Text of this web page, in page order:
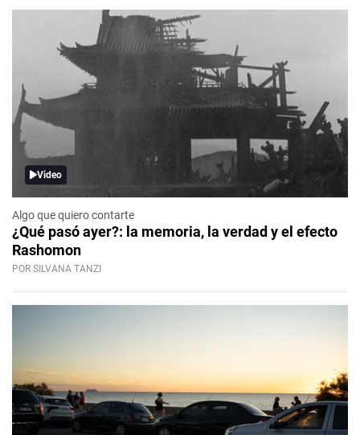
Video
Algo que quiero contarte
¿Qué pasó ayer?: la memoria, la verdad y el efecto
Rashomon
POR SILVANA TANZI